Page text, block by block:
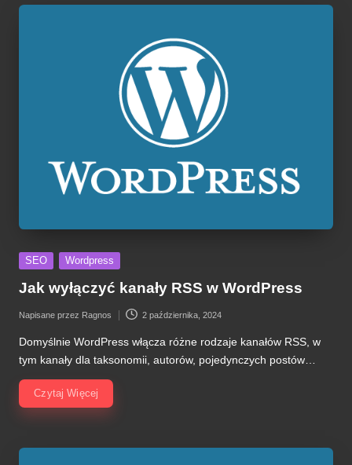
Posted
SEO Wordpress
Jak wyłączyć kanały RSS w WordPress
Posted
by
Napisane przez Ragnos 2 października, 2024
Domyślnie WordPress włącza różne rodzaje kanałów RSS, w
tym kanały dla taksonomii, autorów, pojedynczych postów…
Czytaj Więcej